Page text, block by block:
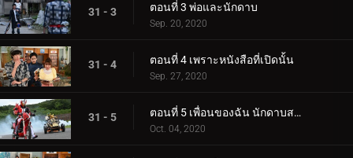
31 - 3 ตอนที่ 3 พ่อและนักดาบ
Sep. 20, 2020
31 - 4 ตอนที่ 4 เพราะหนังสือที่เปิดนั้น
Sep. 27, 2020
31 - 5 ตอนที่ 5 เพื่อนของฉัน นักดาบสายฟ้า
Oct. 04, 2020